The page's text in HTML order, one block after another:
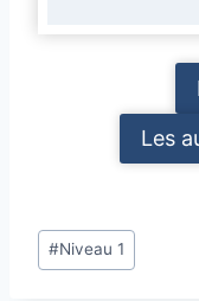
Les
Étiquettes
de
#Niveau 1